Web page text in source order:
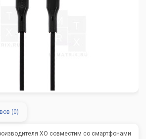
(0)
XO совместим со смартфонами